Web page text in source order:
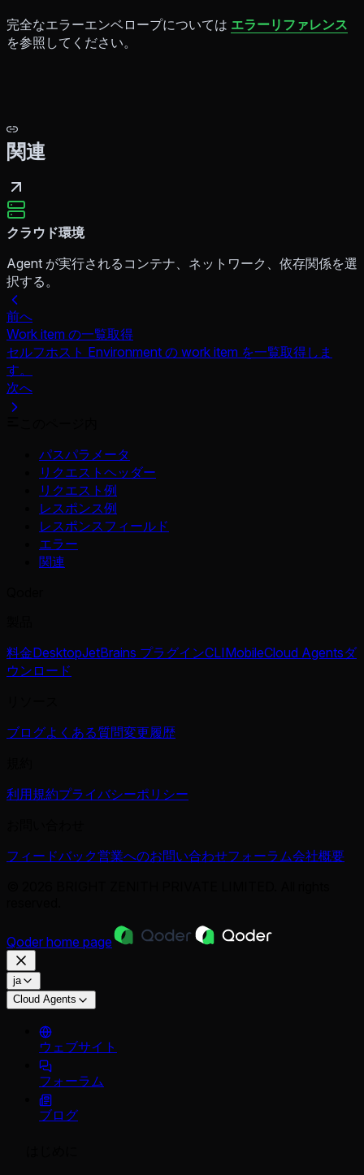
完全なエラーエンベロープについては エラーリファレンス
を参照してください。
関連
クラウド環境
Agent が実行されるコンテナ、ネットワーク、依存関係を選
択する。
前へ
Work item の一覧取得
セルフホスト Environment の work item を一覧取得しま
す。
次へ
パスパラメータ
リクエストヘッダー
リクエスト例
レスポンス例
レスポンスフィールド
エラー
関連
料金DesktopJetBrains プラグインCLIMobileCloud Agentsダ
ウンロード
ブログよくある質問変更履歴
利用規約プライバシーポリシー
フィードバック営業へのお問い合わせフォーラム会社概要
Qoder home page
ja
Cloud Agents
ウェブサイト
フォーラム
ブログ